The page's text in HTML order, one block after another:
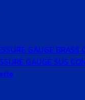
GAUGE BRASS
GAUGE SUS